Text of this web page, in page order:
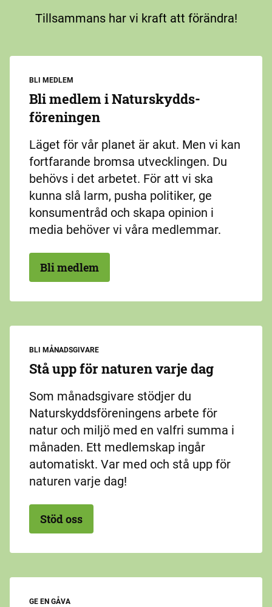
Tillsammans har vi kraft att förändra!
BLI MEDLEM
Bli medlem i Naturskydds­
föreningen
Läget för vår planet är akut. Men vi kan
fortfarande bromsa utvecklingen. Du
behövs i det arbetet. För att vi ska
kunna slå larm, pusha politiker, ge
konsumentråd och skapa opinion i
media behöver vi våra medlemmar.
Bli medlem
BLI MÅNADSGIVARE
Stå upp för naturen varje dag
Som månadsgivare stödjer du
Naturskyddsföreningens arbete för
natur och miljö med en valfri summa i
månaden. Ett medlemskap ingår
automatiskt. Var med och stå upp för
naturen varje dag!
Stöd oss
GE EN GÅVA